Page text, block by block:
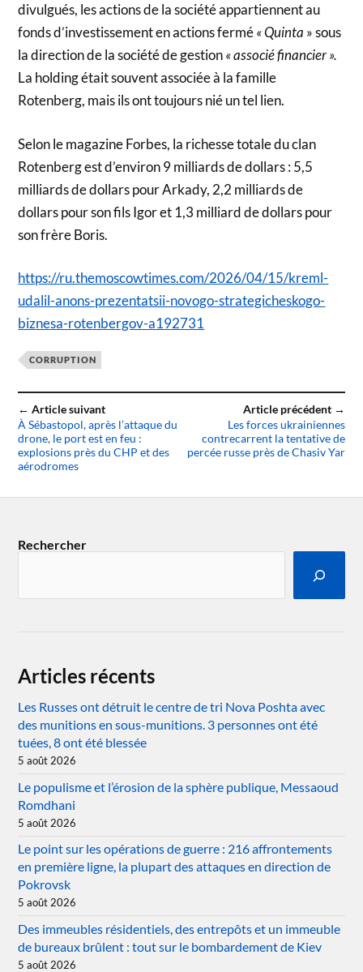
divulgués, les actions de la société appartiennent au
fonds d’investissement en actions fermé« Quinta » sous
la direction de la société de gestion« associé financier ».
La holding était souvent associée à la famille
Rotenberg, mais ils ont toujours nié un tel lien.
Selon le magazine Forbes, la richesse totale du clan
Rotenberg est d’environ 9 milliards de dollars : 5,5
milliards de dollars pour Arkady, 2,2 milliards de
dollars pour son fils Igor et 1,3 milliard de dollars pour
son frère Boris.
https://ru.themoscowtimes.com/2026/04/15/kreml-
udalil-anons-prezentatsii-novogo-strategicheskogo-
biznesa-rotenbergov-a192731
CORRUPTION
← Article suivant
À Sébastopol, après l’attaque du
drone, le port est en feu :
explosions près du CHP et des
aérodromes
Article précédent →
Les forces ukrainiennes
contrecarrent la tentative de
percée russe près de Chasiv Yar
Rechercher
Articles récents
Les Russes ont détruit le centre de tri Nova Poshta avec
des munitions en sous-munitions. 3 personnes ont été
tuées, 8 ont été blessée
5 août 2026
Le populisme et l’érosion de la sphère publique, Messaoud
Romdhani
5 août 2026
Le point sur les opérations de guerre : 216 affrontements
en première ligne, la plupart des attaques en direction de
Pokrovsk
5 août 2026
Des immeubles résidentiels, des entrepôts et un immeuble
de bureaux brûlent : tout sur le bombardement de Kiev
5 août 2026